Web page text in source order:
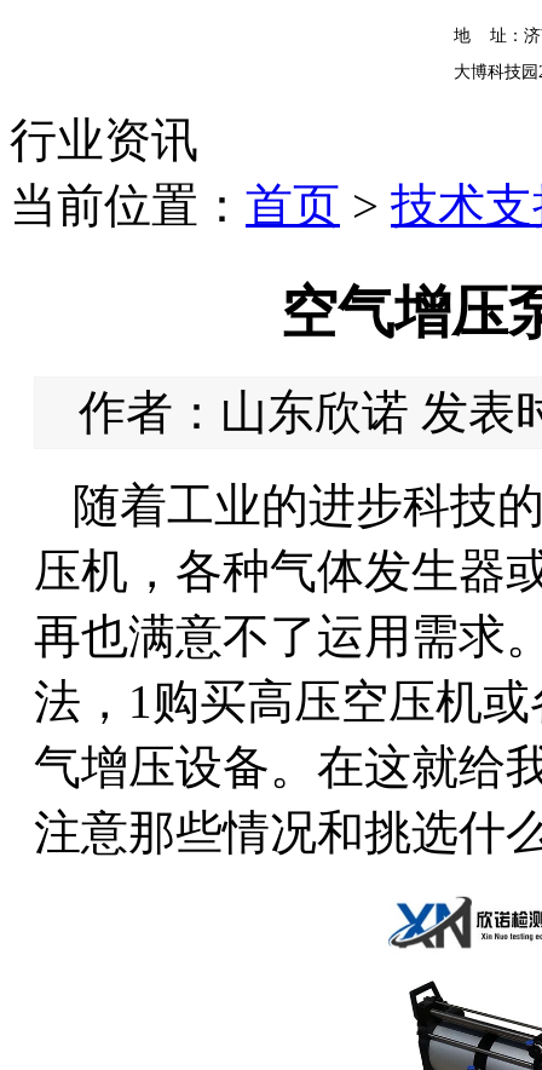
地 址：济
大博科技园
行业资讯
当前位置： 首页 > 技术
空气增压
作者：山东欣诺 发表
随着工业的进步科技
压机，各种气体发生器
再也满意不了运用需求
法，1购买高压空压机
气增压设备。在这就给
注意那些情况和挑选什